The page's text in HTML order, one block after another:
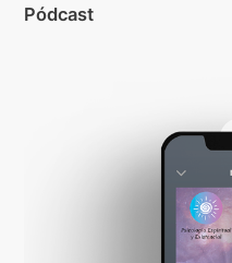
Pódcast